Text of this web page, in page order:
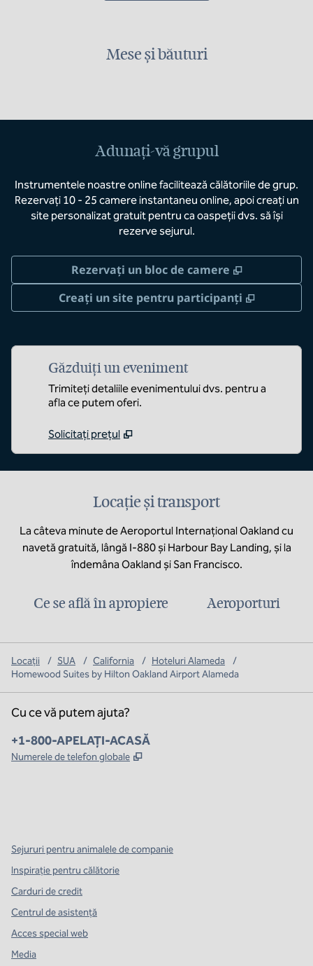
Mese și băuturi
Adunați-vă grupul
Instrumentele noastre online facilitează călătoriile de grup.
Rezervați 10 - 25 camere instantaneu online, apoi creați un
site personalizat gratuit pentru ca oaspeții dvs. să își
rezerve sejurul.
Rezervați un bloc de camere ,
Creați un site pentru participanți
,
Găzduiți un eveniment
Trimiteți detaliile evenimentului dvs. pentru a
afla ce putem oferi.
Solicitați prețul
Locație și transport
La câteva minute de Aeroportul Internațional Oakland cu
navetă gratuită, lângă I-880 și Harbour Bay Landing, și la
îndemâna Oakland și San Francisco.
Ce se află în apropiere Aeroporturi
Locații / SUA / California / Hoteluri Alameda
/
Homewood Suites by Hilton Oakland Airport Alameda
Cu ce vă putem ajuta?
Telefon:
+1-800-APELAȚI-ACASĂ
Numerele de telefon globale ,
Sejururi pentru animalele de companie
Inspirație pentru călătorie
Carduri de credit
Centrul de asistență
Acces special web
Media